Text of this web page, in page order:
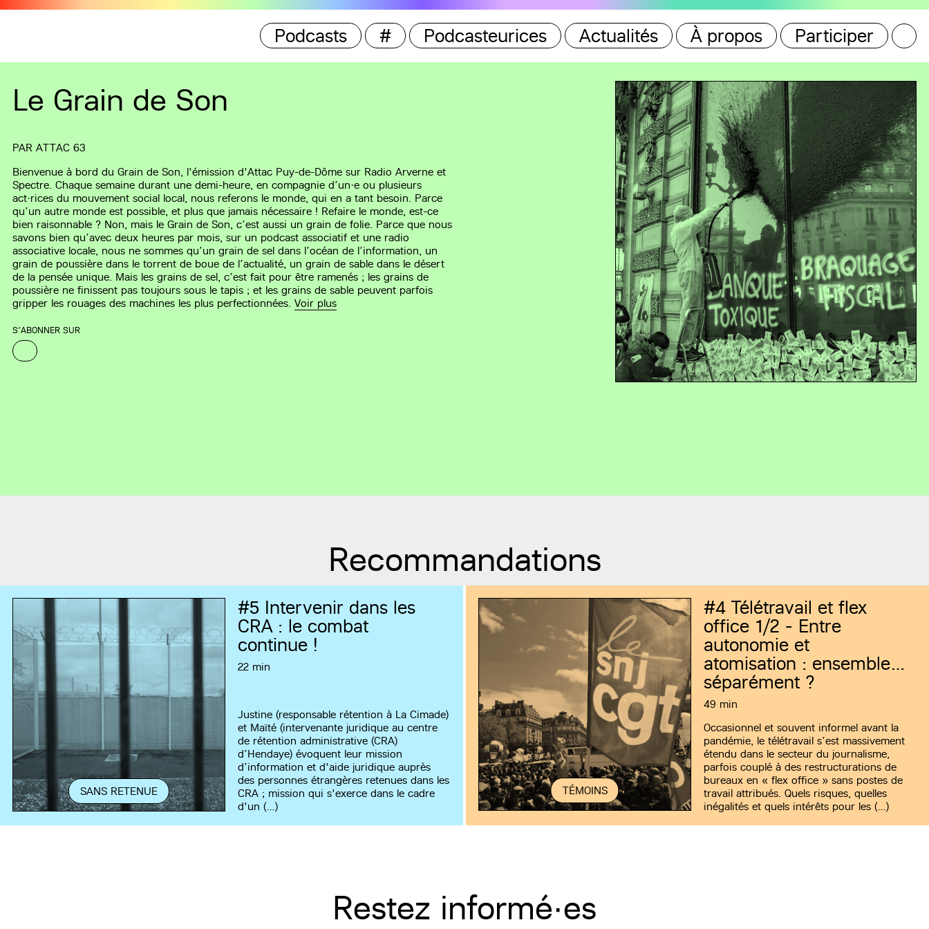
Podcasts # Podcasteurices Actualités À propos Participer
Le Grain de Son
PARATTAC 63
Bienvenue à bord du Grain de Son, l'émission d'Attac Puy-de-Dôme sur Radio Arverne et
Spectre. Chaque semaine durant une demi-heure, en compagnie d’un·e ou plusieurs
act·rices du mouvement social local, nous referons le monde, qui en a tant besoin. Parce
qu’un autre monde est possible, et plus que jamais nécessaire ! Refaire le monde, est-ce
bien raisonnable ? Non, mais le Grain de Son, c’est aussi un grain de folie. Parce que nous
savons bien qu’avec deux heures par mois, sur un podcast associatif et une radio
associative locale, nous ne sommes qu’un grain de sel dans l’océan de l’information, un
grain de poussière dans le torrent de boue de l’actualité, un grain de sable dans le désert
de la pensée unique. Mais les grains de sel, c’est fait pour être ramenés ; les grains de
poussière ne finissent pas toujours sous le tapis ; et les grains de sable peuvent parfois
gripper les rouages des machines les plus perfectionnées.Voir plus
S’ABONNER SUR
Recommandations
SANS RETENUE
#5 Intervenir dans les
CRA : le combat
continue !
22 min
Justine (responsable rétention à La Cimade)
et Maïté (intervenante juridique au centre
de rétention administrative (CRA)
d’Hendaye) évoquent leur mission
d’information et d'aide juridique auprès
des personnes étrangères retenues dans les
CRA ; mission qui s'exerce dans le cadre
d'un (…)
TÉMOINS
#4 Télétravail et flex
office 1/2 - Entre
autonomie et
atomisation : ensemble…
séparément ?
49 min
Occasionnel et souvent informel avant la
pandémie, le télétravail s’est massivement
étendu dans le secteur du journalisme,
parfois couplé à des restructurations de
bureaux en « flex office » sans postes de
travail attribués. Quels risques, quelles
inégalités et quels intérêts pour les (…)
Restez informé·es